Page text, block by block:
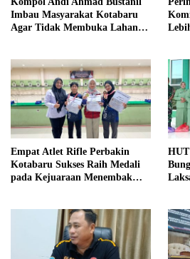
Imbau Masyarakat Kotabaru
Agar Tidak Membuka Lahan
Empat Atlet Rifle Perbakin
Kotabaru Sukses Raih Medali
pada Kejuaraan Menembak